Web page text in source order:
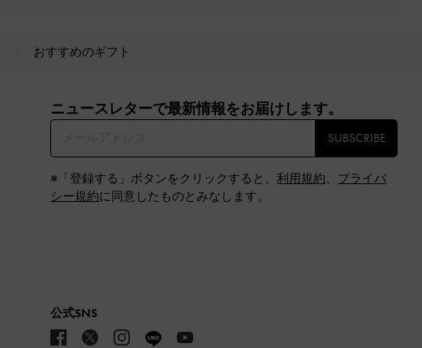
おすすめのギフト
ニュースレターで最新情報をお届けします。​
SUBSCRIBE
※「登録する」ボタンをクリックすると、 利用規約、 プライバ
シー規約に同意したものとみなします。
公式SNS